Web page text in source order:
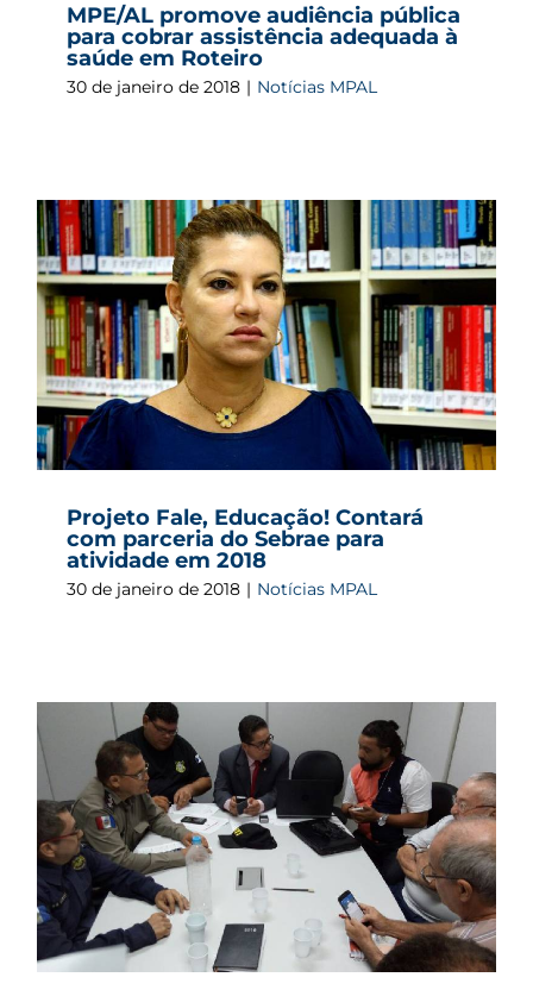
MPE/AL promove audiência pública
para cobrar assistência adequada à
saúde em Roteiro
30 de janeiro de 2018 | Notícias MPAL
Projeto Fale, Educação! Contará
com parceria do Sebrae para
atividade em 2018
30 de janeiro de 2018 | Notícias MPAL